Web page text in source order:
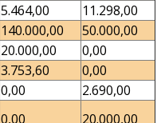
5.464,00
11.298,00
140.000,00
50.000,00
20.000,00
0,00
3.753,60
0,00
0,00
2.690,00
0,00
20.000,00